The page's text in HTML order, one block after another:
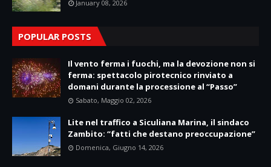
January 08, 2026
POPULAR POSTS
Il vento ferma i fuochi, ma la devozione non si
ferma: spettacolo pirotecnico rinviato a
domani durante la processione al “Passo”
Sabato, Maggio 02, 2026
Lite nel traffico a Siculiana Marina, il sindaco
Zambito: “fatti che destano preoccupazione”
Domenica, Giugno 14, 2026